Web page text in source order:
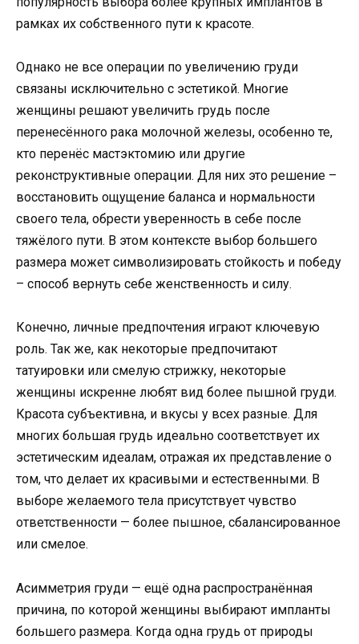
рамках их собственного пути к красоте.
Однако не все операции по увеличению груди
связаны исключительно с эстетикой. Многие
женщины решают увеличить грудь после
перенесённого рака молочной железы, особенно те,
кто перенёс мастэктомию или другие
реконструктивные операции. Для них это решение –
восстановить ощущение баланса и нормальности
своего тела, обрести уверенность в себе после
тяжёлого пути. В этом контексте выбор большего
размера может символизировать стойкость и победу
– способ вернуть себе женственность и силу.
Конечно, личные предпочтения играют ключевую
роль. Так же, как некоторые предпочитают
татуировки или смелую стрижку, некоторые
женщины искренне любят вид более пышной груди.
Красота субъективна, и вкусы у всех разные. Для
многих большая грудь идеально соответствует их
эстетическим идеалам, отражая их представление о
том, что делает их красивыми и естественными. В
выборе желаемого тела присутствует чувство
ответственности — более пышное, сбалансированное
или смелое.
Асимметрия груди — ещё одна распространённая
причина, по которой женщины выбирают импланты
большего размера. Когда одна грудь от природы